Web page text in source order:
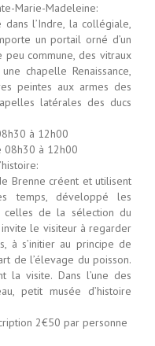
Marie-Madeleine:
dans l’Indre, la collégiale,
un portail orné d’un
commune, des vitraux
chapelle Renaissance,
peintes aux armes des
latérales des ducs
à 12h00
08h30 à 12h00
Brenne créent et utilisent
temps, développé les
celles de la sélection du
invite le visiteur à regarder
à s’initier au principe de
de l’élevage du poisson.
la visite. Dans l’une des
petit musée d’histoire
2€50 par personne